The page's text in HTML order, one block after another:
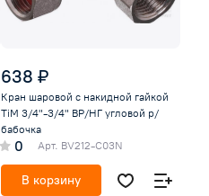
638 ₽
Кран шаровой с накидной гайкой
TiM 3/4"-3/4" ВР/НГ угловой р/
бабочка
0 Арт. BV212-C03N
В корзину